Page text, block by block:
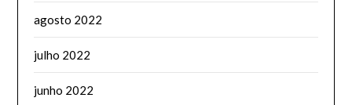
agosto 2022
julho 2022
junho 2022